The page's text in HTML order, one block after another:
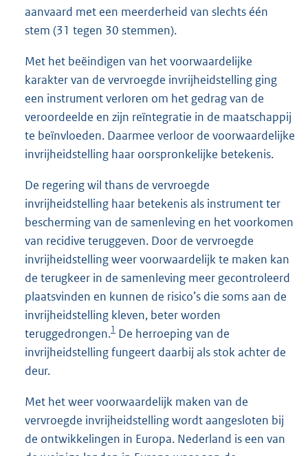
aanvaard met een meerderheid van slechts één
stem (31 tegen 30 stemmen).
Met het beëindigen van het voorwaardelijke
karakter van de vervroegde invrijheidstelling ging
een instrument verloren om het gedrag van de
veroordeelde en zijn reïntegratie in de maatschappij
te beïnvloeden. Daarmee verloor de voorwaardelijke
invrijheidstelling haar oorspronkelijke betekenis.
De regering wil thans de vervroegde
invrijheidstelling haar betekenis als instrument ter
bescherming van de samenleving en het voorkomen
van recidive teruggeven. Door de vervroegde
invrijheidstelling weer voorwaardelijk te maken kan
de terugkeer in de samenleving meer gecontroleerd
plaatsvinden en kunnen de risico’s die soms aan de
invrijheidstelling kleven, beter worden
teruggedrongen.1 De herroeping van de
invrijheidstelling fungeert daarbij als stok achter de
deur.
Met het weer voorwaardelijk maken van de
vervroegde invrijheidstelling wordt aangesloten bij
de ontwikkelingen in Europa. Nederland is een van